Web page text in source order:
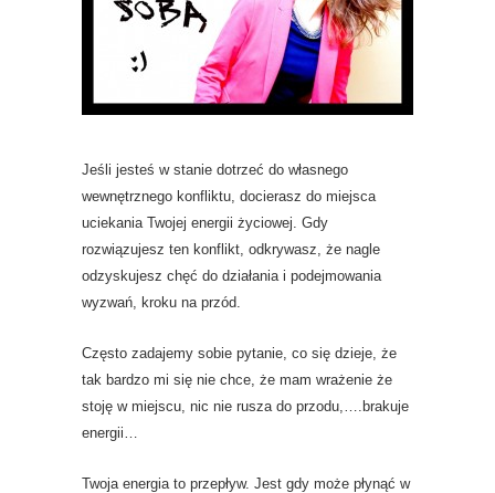
Jeśli jesteś w stanie dotrzeć do własnego
wewnętrznego konfliktu, docierasz do miejsca
uciekania Twojej energii życiowej. Gdy
rozwiązujesz ten konflikt, odkrywasz, że nagle
odzyskujesz chęć do działania i podejmowania
wyzwań, kroku na przód.
Często zadajemy sobie pytanie, co się dzieje, że
tak bardzo mi się nie chce, że mam wrażenie że
stoję w miejscu, nic nie rusza do przodu,….brakuje
energii…
Twoja energia to przepływ. Jest gdy może płynąć w